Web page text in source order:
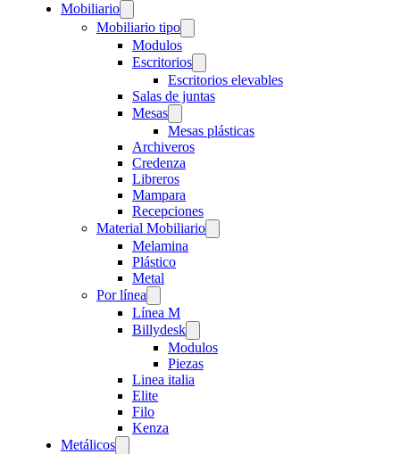
Mobiliario
Mobiliario tipo
Modulos
Escritorios
Escritorios elevables
Salas de juntas
Mesas
Mesas plásticas
Archiveros
Credenza
Libreros
Mampara
Recepciones
Material Mobiliario
Melamina
Plástico
Metal
Por línea
Línea M
Billydesk
Modulos
Piezas
Linea italia
Elite
Filo
Kenza
Metálicos